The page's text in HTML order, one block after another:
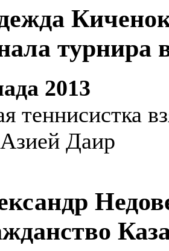
турнира
2013
теннисистка
Даир